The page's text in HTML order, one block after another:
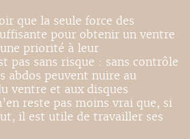
que la seule force des
pour obtenir un ventre
priorité à leur
pas sans risque : sans contrôle
abdos peuvent nuire au
ventre et aux disques
reste pas moins vrai que, si
il est utile de travailler ses